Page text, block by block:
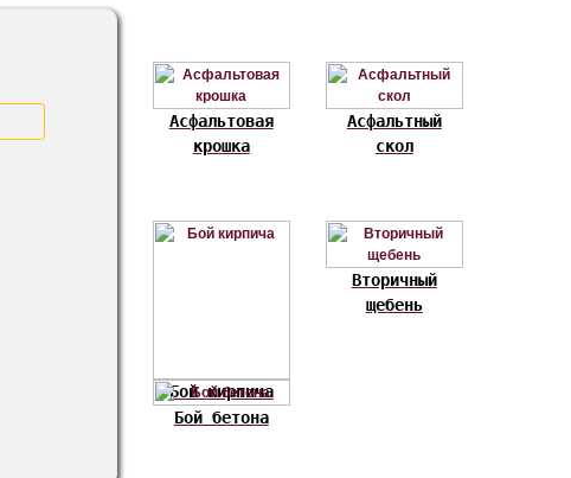
Асфальтовая
крошка
Асфальтный
скол
Бой кирпича
Вторичный
щебень
Бой бетона